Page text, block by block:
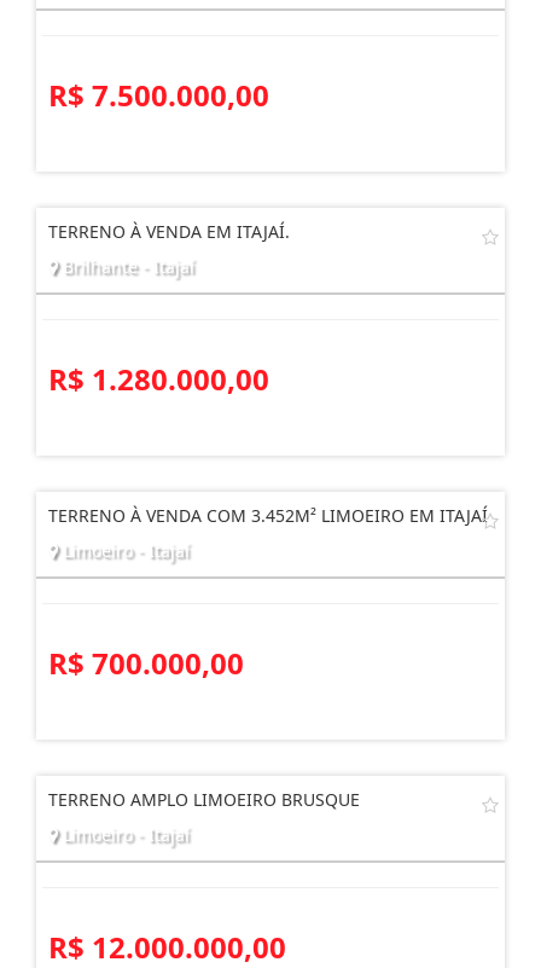
R$ 7.500.000,00
TERRENO À VENDA EM ITAJAÍ.
Brilhante - Itajaí
R$ 1.280.000,00
TERRENO À VENDA COM 3.452M² LIMOEIRO EM ITAJAÍ
Limoeiro - Itajaí
R$ 700.000,00
TERRENO AMPLO LIMOEIRO BRUSQUE
Limoeiro - Itajaí
R$ 12.000.000,00